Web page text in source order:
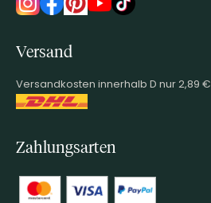
Versand
Versandkosten innerhalb D nur 2,89 €
Zahlungsarten